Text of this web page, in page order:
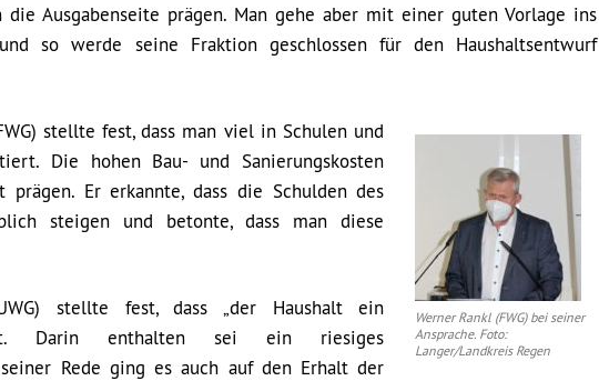
die Ausgabenseite prägen. Man gehe aber mit einer guten Vorlage ins
so werde seine Fraktion geschlossen für den Haushaltsentwurf
Werner Rankl (FWG) bei seiner
Ansprache. Foto:
Langer/Landkreis Regen
stellte fest, dass man viel in Schulen und
Die hohen Bau- und Sanierungskosten
prägen. Er erkannte, dass die Schulden des
steigen und betonte, dass man diese
stellte fest, dass „der Haushalt ein
ist. Darin enthalten sei ein riesiges
Rede ging es auch auf den Erhalt der